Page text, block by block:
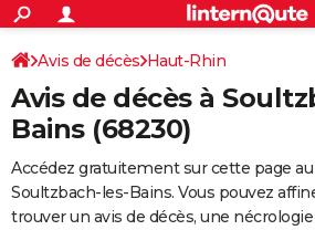
ACTUALITÉS
Politique
Société
Faits Divers
Education
Monde
Villes
+
SPORT
Coupe du monde 2026
Football
Tennis
Cyclisme
Rugby
Forum
CULTURE
FINANCE
Retraite
Impôts
Epargne
Immobilier
Risques naturels par ville
Banque
Assurance
Crédit
S'inscrire
Connexion
Avis de décès Haut-Rhin
Avis de décès à
Bains (68230)
Accédez gratuitement sur cette page
Soultzbach-les-Bains. Vous pouvez
trouver un avis de décès, une